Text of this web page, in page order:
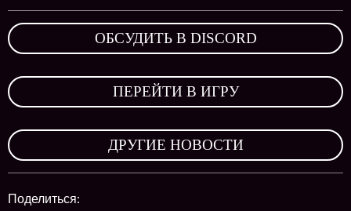
ОБСУДИТЬ В DISCORD
ПЕРЕЙТИ В ИГРУ
ДРУГИЕ НОВОСТИ
Поделиться: